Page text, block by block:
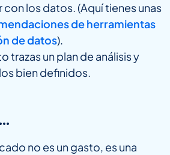
los datos. (Aquí tienes unas
de herramientas
de datos).
trazas un plan de análisis y
bien definidos.
no es un gasto, es una